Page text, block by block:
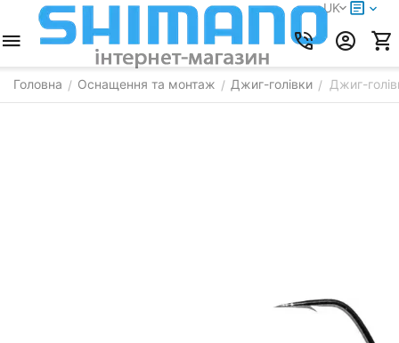
UK
Головна / Оснащення та монтаж / Джиг-голівки / Джиг-